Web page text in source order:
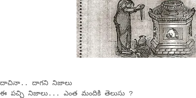
దాచినా.. దాగని నిజాలు
ఈ పచ్చి నిజాలు... ఎంత మందికి తెలుసు ?